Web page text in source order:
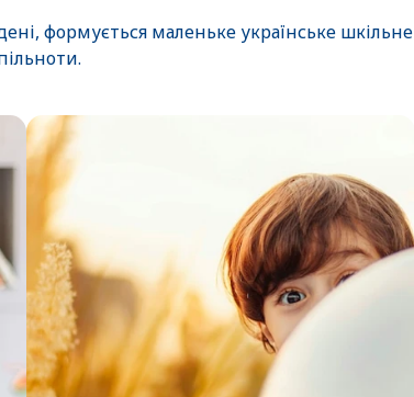
формується маленьке українське шкільне